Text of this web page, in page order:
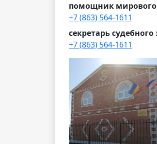
помощник мирового
+7 (863) 564-1611
секретарь
+7 (863) 564-1611